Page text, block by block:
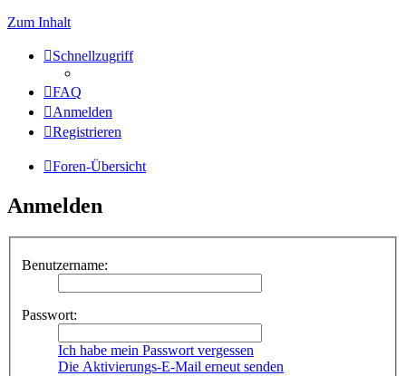
Zum Inhalt
Schnellzugriff
FAQ
Anmelden
Registrieren
Foren-Übersicht
Anmelden
Benutzername:
Passwort:
Ich habe mein Passwort vergessen
Die Aktivierungs-E-Mail erneut senden